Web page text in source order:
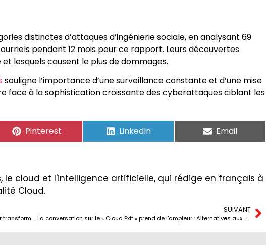
distinctes d’attaques d’ingénierie sociale, en analysant 69
pendant 12 mois pour ce rapport. Leurs découvertes
lesquels causent le plus de dommages.
souligne l’importance d’une surveillance constante et d’une mise
face à la sophistication croissante des cyberattaques ciblant les
Pinterest LinkedIn Email
le cloud et l'intelligence artificielle, qui rédige en français à
Cloud.
Le Conseil provincial de Grenade fait confiance à Nutanix pour transformer son infrastructure IT et la rendre plus durable.
SUIVANT
La conversation sur le « Cloud Exit » prend de l’ampleur : Alternatives aux clouds hyperscalaires